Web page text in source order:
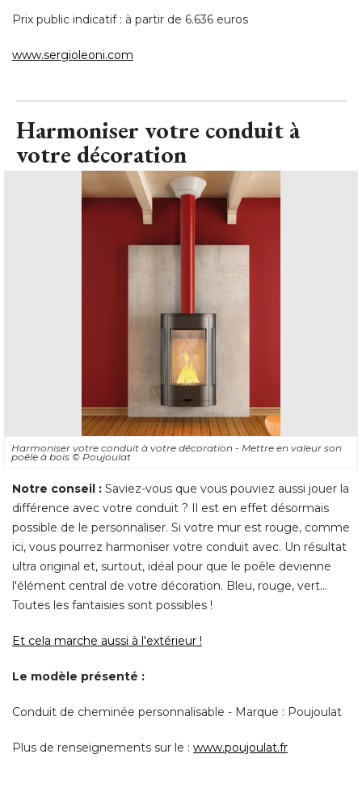
Prix public indicatif : à partir de 6.636 euros
www.sergioleoni.com
Harmoniser votre conduit à
votre décoration
Harmoniser votre conduit à votre décoration - Mettre en valeur son
poêle à bois © Poujoulat
Notre conseil : Saviez-vous que vous pouviez aussi jouer la
différence avec votre conduit ? Il est en effet désormais
possible de le personnaliser. Si votre mur est rouge, comme
ici, vous pourrez harmoniser votre conduit avec. Un résultat
ultra original et, surtout, idéal pour que le poêle devienne
l'élément central de votre décoration. Bleu, rouge, vert...
Toutes les fantaisies sont possibles !
Et cela marche aussi à l'extérieur !
Le modèle présenté :
Conduit de cheminée personnalisable - Marque : Poujoulat
Plus de renseignements sur le : www.poujoulat.fr